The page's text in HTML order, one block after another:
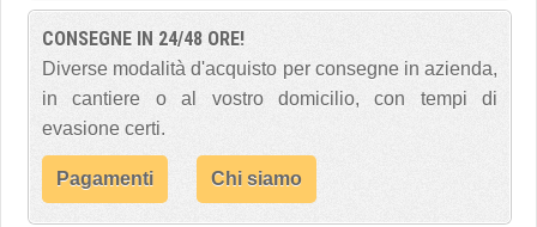
CONSEGNE IN 24/48 ORE!
Diverse modalità d'acquisto per consegne in azienda,
in cantiere o al vostro domicilio, con tempi di
evasione certi.
Pagamenti Chi siamo